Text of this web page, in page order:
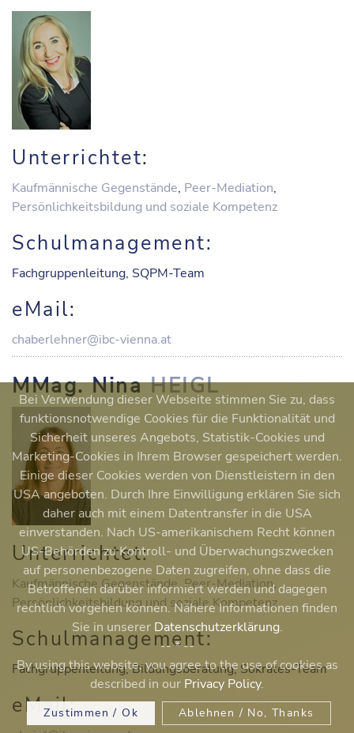
Unterrichtet:
Kaufmännische Gegenstände, Peer-Mediation,
Persönlichkeitsbildung und soziale Kompetenz
Schulmanagement:
Fachgruppenleitung, SQPM-Team
eMail:
chaberlehner@ibc-vienna.at
MMag. NinaHEIGL
Unterrichtet:
Kaufmännische Gegenstände,Peer-Mediation,
Persönlichkeitsbildung und soziale Kompetenz
Schulmanagement:
Fachgruppenleitung, Bildungsberatung, Sokrates-Team
eMail:
Bei Verwendung dieser Webseite stimmen Sie zu, dass
funktionsnotwendige Cookies für die Funktionalität und
Sicherheit unseres Angebots, Statistik-Cookies und
Marketing-Cookies in Ihrem Browser gespeichert werden.
Einige dieser Cookies werden von Dienstleistern in den
USA angeboten. Durch Ihre Einwilligung erklären Sie sich
daher auch mit einem Datentransfer in die USA
einverstanden. Nach US-amerikanischem Recht können
US-Behörden zu Kontroll- und Überwachungszwecken
auf personenbezogene Daten zugreifen, ohne dass die
Betroffenen darüber informiert werden und dagegen
rechtlich vorgehen können. Nähere Informationen finden
Sie in unserer Datenschutzerklärung.
-- * --
By using this website, you agree to the use of cookies as
described in our Privacy Policy.
Zustimmen / Ok Ablehnen / No, Thanks